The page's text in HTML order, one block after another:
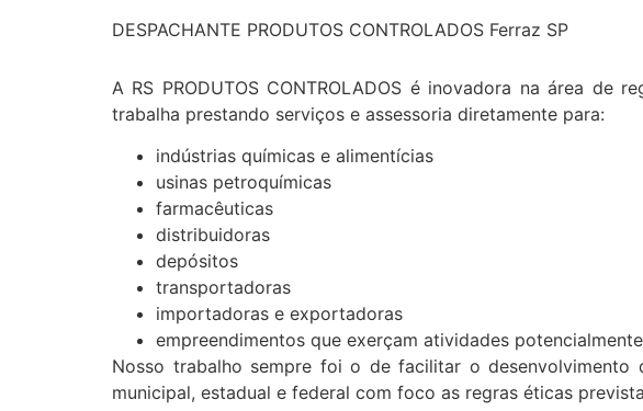
DESPACHANTE PRODUTOS CONTROLADOS Ferraz SP
A RS PRODUTOS CONTROLADOS é inovadora na área
trabalha prestando serviços e assessoria diretamente para:
indústrias químicas e alimentícias
usinas petroquímicas
farmacêuticas
distribuidoras
depósitos
transportadoras
importadoras e exportadoras
empreendimentos que exerçam atividades
Nosso trabalho sempre foi o de facilitar o desenvolvimento
municipal, estadual e federal com foco as regras éticas